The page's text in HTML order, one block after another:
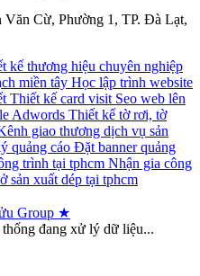
Cừ, Phường 1, TP. Đà Lạt,
kế thương hiệu chuyên nghiệp
miền tây Học lập trình website
Thiết kế card visit Seo web lên
Adwords Thiết kế tờ rơi, tờ
giao thương dịch vụ sản
quảng cáo Đặt banner quảng
trình tại tphcm Nhận gia công
sản xuất dép tại tphcm
Group ★
đang xử lý dữ liệu...